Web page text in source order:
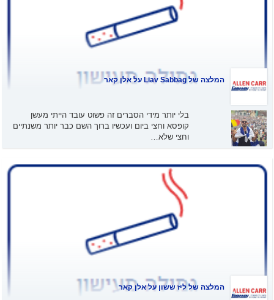
המלצה של על אלן קאר
בלי יותר מידי הסברים זה פשוט עובד הייתי מעשן
קופסא וחצי ביום ועכשיו ברוך השם כבר יותר משנתיים
וחצי שלא…
המלצה של ליז ששון על אלן קאר